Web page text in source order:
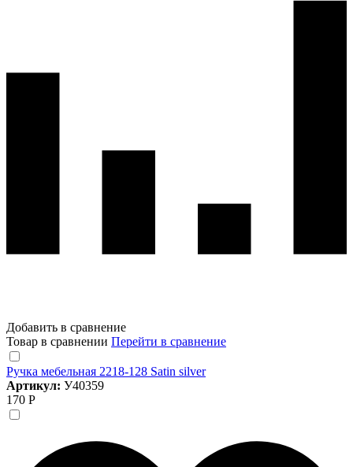
Добавить в сравнение
Товар в сравнении Перейти в сравнение
Ручка мебельная 2218-128 Satin silver
Артикул: У40359
170 Р